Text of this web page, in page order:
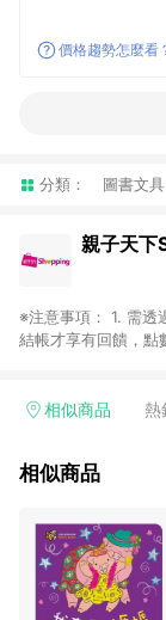
價格趨勢怎麼看
分類： 圖書文具
親子天
※注意事項： 1. 需透
結帳才享有回饋，點
網頁版（電腦／手
為購物資訊整合性平
售網頁標示為準。
數回饋或點數回饋
終解釋權，活動詳
相似商品 熱
相似商品